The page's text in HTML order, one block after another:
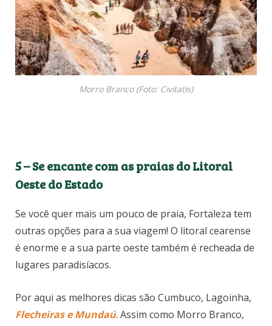
Morro Branco (Foto: Civitatis)
5 –Se encante com as praias do Litoral
Oeste do Estado
Se você quer mais um pouco de praia, Fortaleza tem
outras opções para a sua viagem! O litoral cearense
é enorme e a sua parte oeste também é recheada de
lugares paradisíacos.
Por aqui as melhores dicas são Cumbuco, Lagoinha,
Flecheiras e Mundaú. Assim como Morro Branco,